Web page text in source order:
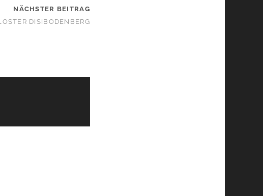
NÄCHSTER BEITRAG
DISIBODENBERG